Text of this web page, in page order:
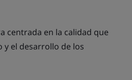
centrada en la calidad que
y el desarrollo de los